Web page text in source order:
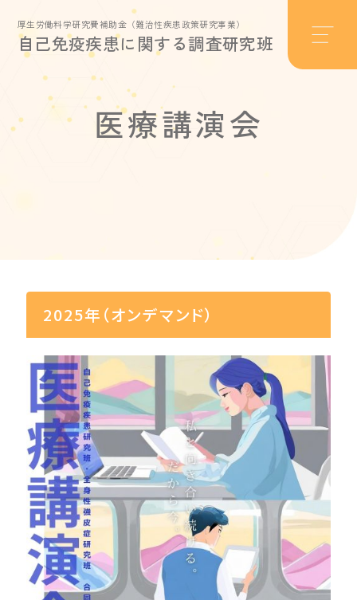
厚生労働料学研究費補助金（難治性疾患政策研究事業）
自己免疫疾患に関する調査研究班
医療講演会
2025年（オンデマンド）